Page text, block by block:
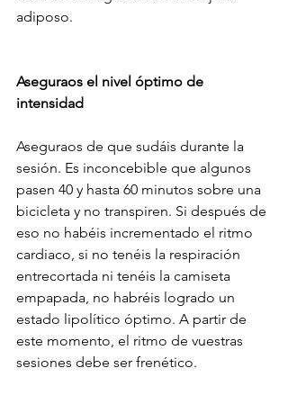
adiposo.
Aseguraos el nivel óptimo de
intensidad
Aseguraos de que sudáis durante la
sesión. Es inconcebible que algunos
pasen 40 y hasta 60 minutos sobre una
bicicleta y no transpiren. Si después de
eso no habéis incrementado el ritmo
cardiaco, si no tenéis la respiración
entrecortada ni tenéis la camiseta
empapada, no habréis logrado un
estado lipolítico óptimo. A partir de
este momento, el ritmo de vuestras
sesiones debe ser frenético.